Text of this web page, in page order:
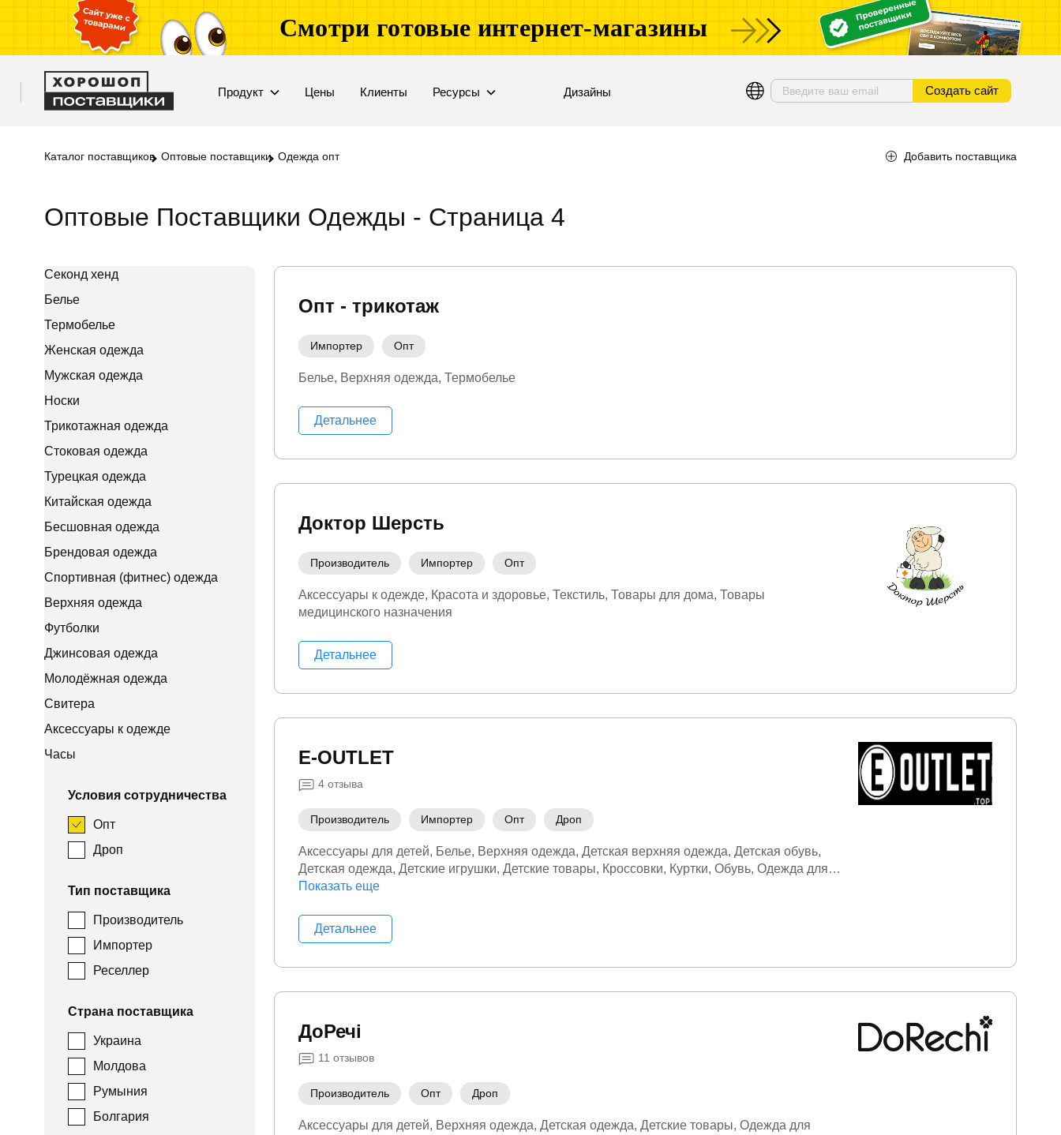
Смотри готовые интернет-магазины
Продукт Цены Клиенты Ресурсы Дизайны Создать сайт
Каталог поставщиков Оптовые поставщики Одежда опт Добавить поставщика
Оптовые Поставщики Одежды - Страница 4
Секонд хенд
Белье
Термобелье
Женская одежда
Мужская одежда
Носки
Трикотажная одежда
Стоковая одежда
Турецкая одежда
Китайская одежда
Бесшовная одежда
Брендовая одежда
Спортивная (фитнес) одежда
Верхняя одежда
Футболки
Джинсовая одежда
Молодёжная одежда
Свитера
Аксессуары к одежде
Часы
Условия сотрудничества
Опт
Дроп
Тип поставщика
Производитель
Импортер
Реселлер
Страна поставщика
Украина
Молдова
Румыния
Болгария
Опт - трикотаж
Импортер Опт
Белье Верхняя одежда Термобелье
Детальнее
Доктор Шерсть
Производитель Импортер Опт
Аксессуары к одежде Красота и здоровье Текстиль Товары для дома Товары
медицинского назначения
Детальнее
E-OUTLET
4 отзыва
Производитель Импортер Опт Дроп
Аксессуары для детей Белье Верхняя одежда Детская верхняя одежда Детская обувь
Детская одежда Детские игрушки Детские товары Кроссовки Куртки Обувь Одежда для
младенцев Пуховики
Показать еще
Детальнее
ДоРечі
11 отзывов
Производитель Опт Дроп
Аксессуары для детей Верхняя одежда Детская одежда Детские товары Одежда для